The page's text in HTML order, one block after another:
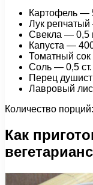
Картофель —
Лук
Свекла — 0,5
Капуста —
Томатный
Соль — 0,5 ст.
Перец
Лавровый
Количество
Как